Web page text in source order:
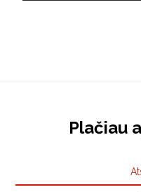
Plačiau